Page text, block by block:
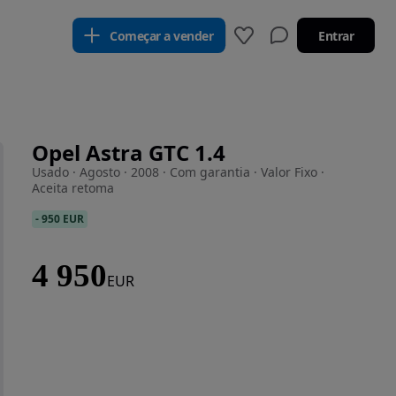
Começar a vender Entrar
Opel Astra GTC 1.4
Usado · Agosto · 2008 · Com garantia · Valor Fixo ·
Aceita retoma
-950 EUR
4 950EUR